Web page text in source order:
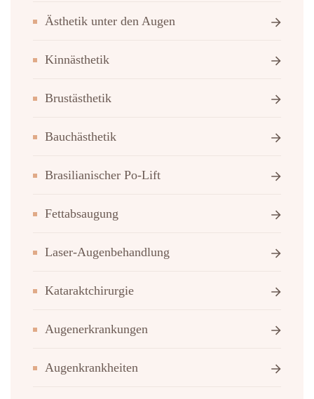
Ästhetik unter den Augen
Kinnästhetik
Brustästhetik
Bauchästhetik
Brasilianischer Po-Lift
Fettabsaugung
Laser-Augenbehandlung
Kataraktchirurgie
Augenerkrankungen
Augenkrankheiten